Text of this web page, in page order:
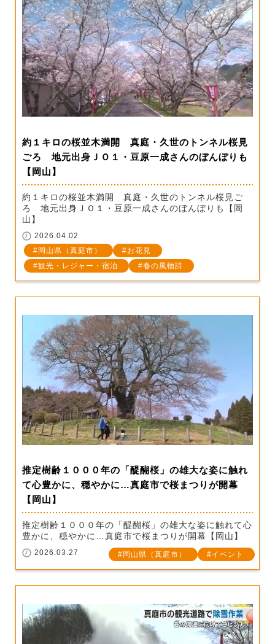
約１キロの桜並木満開 真庭・久世のトンネル桜見
ごろ 地元出身ＪＯ１・豆原一成さんのぼんぼりも
【岡山】
約１キロの桜並木満開 真庭・久世のトンネル桜見ご
ろ 地元出身ＪＯ１・豆原一成さんのぼんぼりも【岡
山】
2026.04.02
岡山県（真庭市）
お花見
観光・レジャー・宿泊
春の風物詩
推定樹齢１０００年の「醍醐桜」の雄大な姿に触れ
て心豊かに、穏やかに…真庭市で桜まつりが開幕
【岡山】
推定樹齢１０００年の「醍醐桜」の雄大な姿に触れて心
豊かに、穏やかに…真庭市で桜まつりが開幕【岡山】
2026.03.27 岡山県（真庭市） イベント